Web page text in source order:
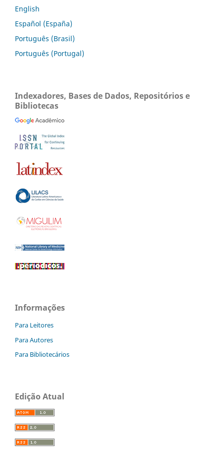
English
Español (España)
Português (Brasil)
Português (Portugal)
Indexadores, Bases de Dados, Repositórios e
Bibliotecas
Informações
Para Leitores
Para Autores
Para Bibliotecários
Edição Atual